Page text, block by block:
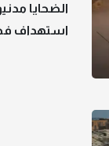
الضحايا
استهداف